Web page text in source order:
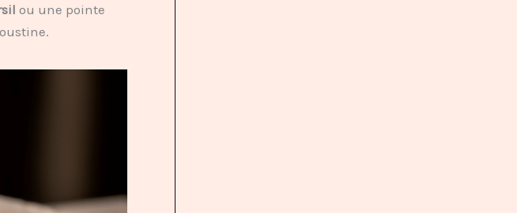
ou une pointe